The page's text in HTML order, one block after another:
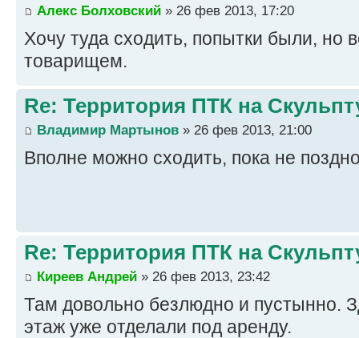
Алекс Болховский » 26 фев 2013, 17:20
Хочу туда сходить, попытки были, но
товарищем.
Re: Территория ПТК на
Владимир Мартынов » 26 фев 2013, 21:00
Вполне можно сходить, пока не
Re: Территория ПТК на
Киреев Андрей » 26 фев 2013, 23:42
Там довольно безлюдно и пустынно.
этаж уже отделали под аренду.